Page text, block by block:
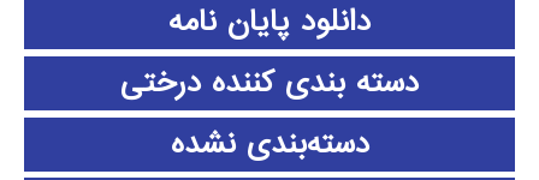
دانلود پايان نامه
دسته بندی کننده درختی
دسته‌بندی نشده